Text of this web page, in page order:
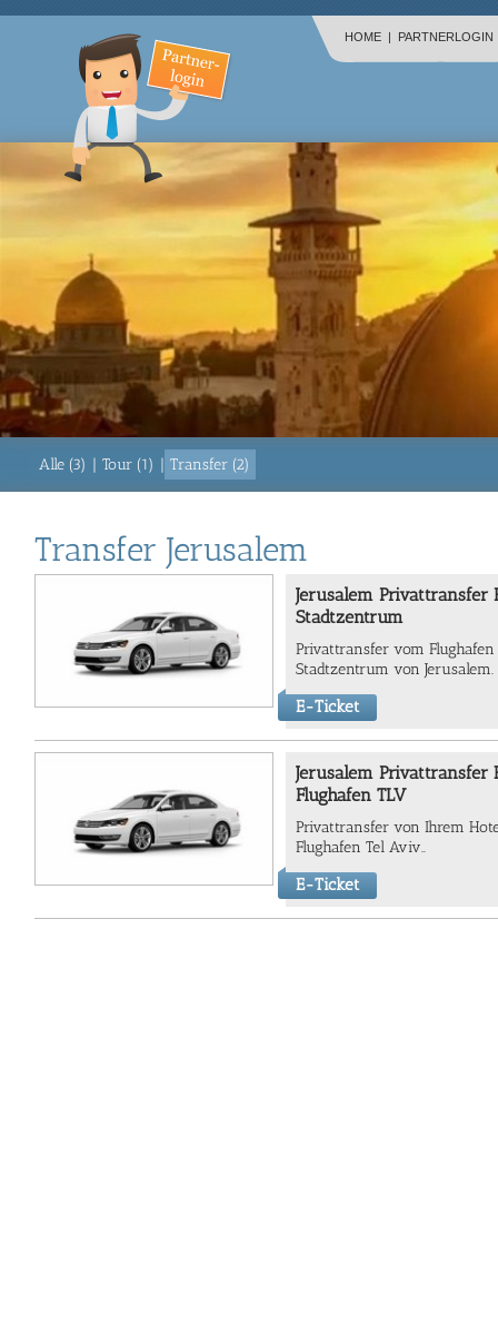
HOME | PARTNERLOGIN
Alle (3) | Tour (1) | Transfer (2)
Transfer Jerusalem
Jerusalem Privattransfer
Stadtzentrum
Privattransfer vom
Stadtzentrum von Jerusalem.
E-Ticket
Jerusalem
Flughafen TLV
Privattransfer von Ihrem
Flughafen Tel Aviv..
E-Ticket